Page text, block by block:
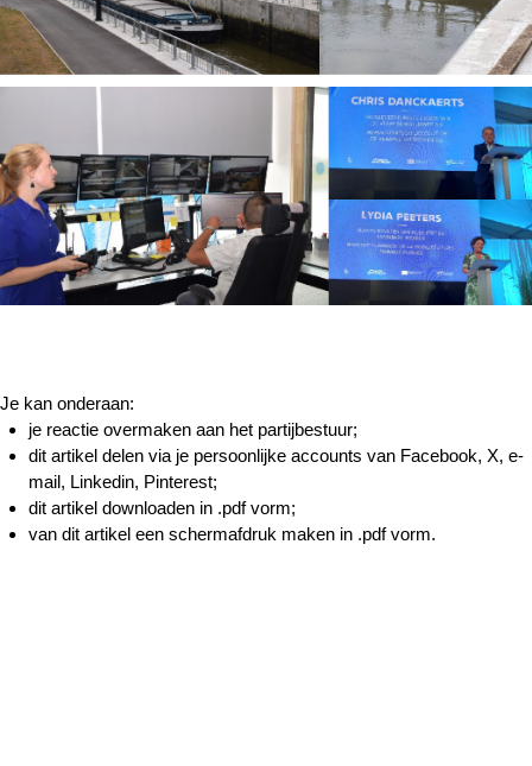
Je kan onderaan:
je reactie overmaken aan het partijbestuur;
dit artikel delen via je persoonlijke accounts van Facebook, X, e-
mail, Linkedin, Pinterest;
dit artikel downloaden in .pdf vorm;
van dit artikel een schermafdruk maken in .pdf vorm.